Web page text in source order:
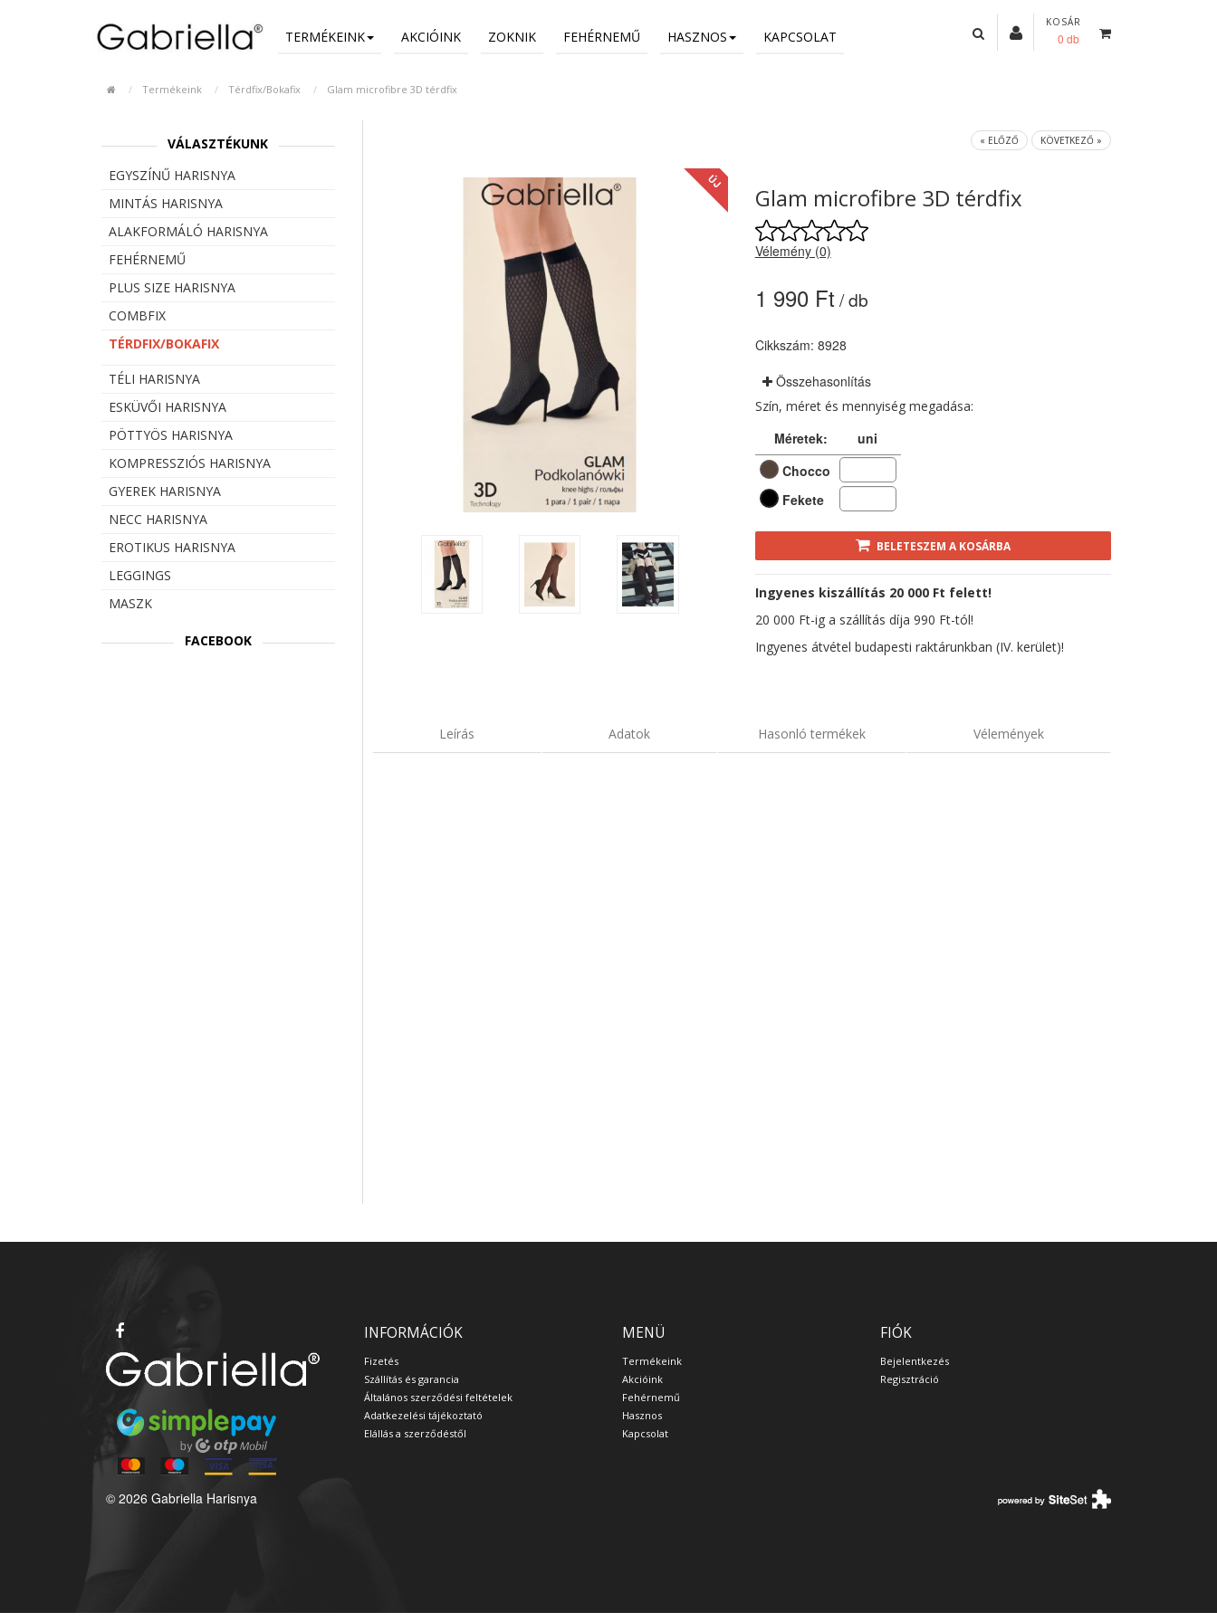
TERMÉKEINK AKCIÓINK ZOKNIK FEHÉRNEMŰ HASZNOS KAPCSOLAT
KOSÁR
0 db
Termékeink Térdfix/Bokafix Glam microfibre 3D térdfix
VÁLASZTÉKUNK
EGYSZÍNŰ HARISNYA
MINTÁS HARISNYA
ALAKFORMÁLÓ HARISNYA
FEHÉRNEMŰ
PLUS SIZE HARISNYA
COMBFIX
TÉRDFIX/BOKAFIX
TÉLI HARISNYA
ESKÜVŐI HARISNYA
PÖTTYÖS HARISNYA
KOMPRESSZIÓS HARISNYA
GYEREK HARISNYA
NECC HARISNYA
EROTIKUS HARISNYA
LEGGINGS
MASZK
FACEBOOK
« ELŐZŐ KÖVETKEZŐ »
ÚJ
Glam microfibre 3D térdfix
Vélemény (0)
1 990 Ft / db
Cikkszám: 8928
Összehasonlítás
Szín, méret és mennyiség megadása:
Méretek:
uni
Chocco
Fekete
BELETESZEM A KOSÁRBA
Ingyenes kiszállítás 20 000 Ft felett!
20 000 Ft-ig a szállítás díja 990 Ft-tól!
Ingyenes átvétel budapesti raktárunkban (IV. kerület)!
Leírás Adatok Hasonló termékek Vélemények
INFORMÁCIÓK
Fizetés
Szállítás és garancia
Általános szerződési feltételek
Adatkezelési tájékoztató
Elállás a szerződéstől
MENÜ
Termékeink
Akcióink
Fehérnemű
Hasznos
Kapcsolat
FIÓK
Bejelentkezés
Regisztráció
© 2026 Gabriella Harisnya